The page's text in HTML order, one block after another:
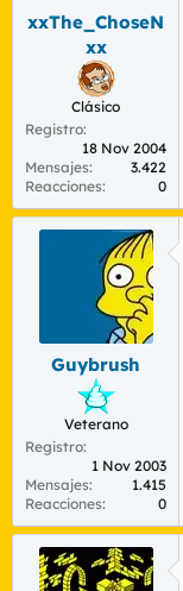
xxThe_ChoseN
xx
Clásico
Registro
18 Nov 2004
Mensajes
3.422
Reacciones
0
Guybrush
Veterano
Registro
1 Nov 2003
Mensajes
1.415
Reacciones
0